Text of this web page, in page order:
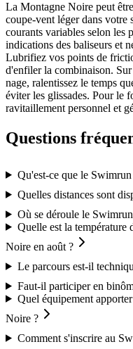
La Montagne Noire peut
coupe-vent léger dans votre
courants variables selon les
indications des baliseurs et
Lubrifiez vos points de
d'enfiler la combinaison.
nage, ralentissez le temps
éviter les glissades. Pour le
ravitaillement personnel et
Questions
Qu'est-ce que le
Quelles distances sont
Où se déroule le
Quelle est la température
Noire en août ?
Le parcours est-il
Faut-il participer en
Quel équipement
Noire ?
Comment s'inscrire au